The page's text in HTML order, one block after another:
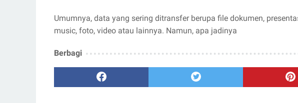
Umumnya, data yang sering ditransfer berupa file dokumen,
music, foto, video atau lainnya. Namun, apa jadinya
Berbagi